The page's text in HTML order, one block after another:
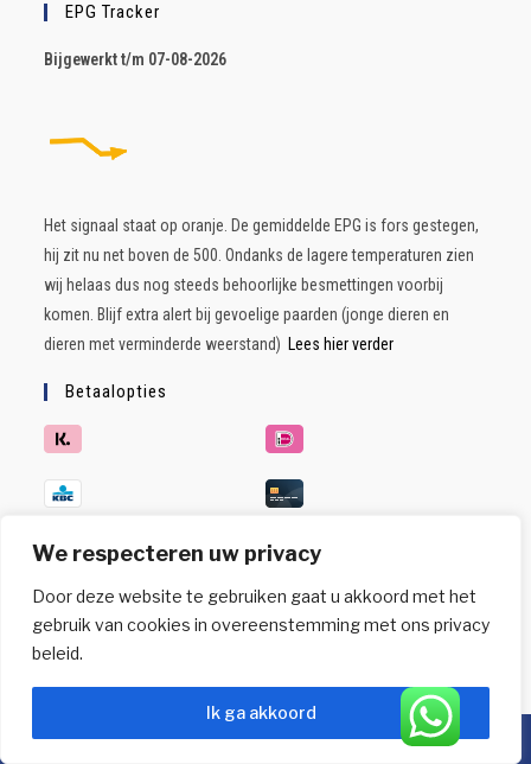
We respecteren uw privacy
Door deze website te gebruiken gaat u akkoord met het
gebruik van cookies in overeenstemming met ons privacy
beleid.
Ik ga akkoord
EPG Tracker
Bijgewerkt t/m 07-08-2026
Het signaal staat op oranje. De gemiddelde EPG is fors gestegen,
hij zit nu net boven de 500. Ondanks de lagere temperaturen zien
wij helaas dus nog steeds behoorlijke besmettingen voorbij
komen. Blijf extra alert bij gevoelige paarden (jonge dieren en
dieren met verminderde weerstand) Lees hier verder
Betaalopties
Copyright 2026 - Paard & Mestonderzoek